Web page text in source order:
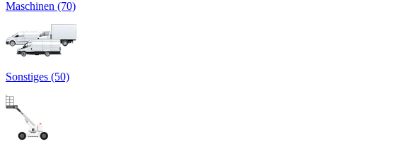
Maschinen (70)
Sonstiges (50)